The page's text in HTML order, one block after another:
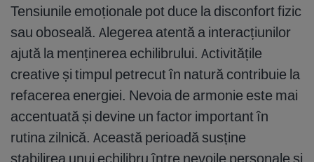
Tensiunile emoționale pot duce la disconfort fizic
sau oboseală. Alegerea atentă a interacțiunilor
ajută la menținerea echilibrului. Activitățile
creative și timpul petrecut în natură contribuie la
refacerea energiei. Nevoia de armonie este mai
accentuată și devine un factor important în
rutina zilnică. Această perioadă susține
stabilirea unui echilibru între nevoile personale și